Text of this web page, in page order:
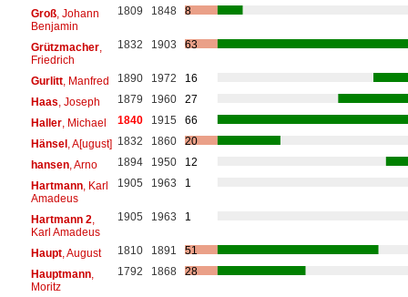
Groß, Johann
Benjamin
1809 1848 8
Grützmacher,
Friedrich
1832 1903 63
Gurlitt, Manfred 1890 1972
16
Haas , Joseph 1879 1960
27
Haller, Michael 1840 1915
66
Hänsel, A[ugust] 1832 1860
20
hansen, Arno 1894 1950
12
Hartmann, Karl
Amadeus
1905 1963 1
Hartmann 2
Karl Amadeus
1905 1963 1
Haupt, August 1810 1891
51
Hauptmann,
Moritz
1792 1868 28